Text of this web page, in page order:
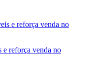
e reforça venda no